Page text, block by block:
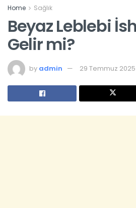
Home Sağlık
Beyaz Leblebi
Gelir mi?
by admin 29 Temmuz 2025